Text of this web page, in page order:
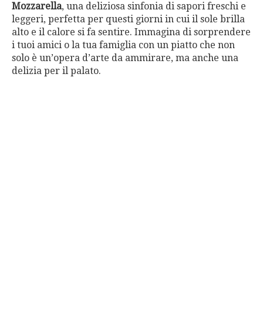
Mozzarella, una deliziosa sinfonia di sapori freschi e
leggeri, perfetta per questi giorni in cui il sole brilla
alto e il calore si fa sentire. Immagina di sorprendere
i tuoi amici o la tua famiglia con un piatto che non
solo è un’opera d’arte da ammirare, ma anche una
delizia per il palato.